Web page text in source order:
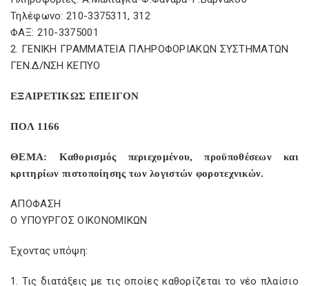
Τηλέφωνο: 210-3375311, 312
ΦΑΞ: 210-3375001
2. ΓΕΝΙΚΗ ΓΡΑΜΜΑΤΕΙΑ ΠΛΗΡΟΦΟΡΙΑΚΩΝ ΣΥΣΤΗΜΑΤΩΝ
ΓΕΝ.Δ/ΝΣΗ ΚΕΠΥΟ
ΕΞΑΙΡΕΤΙΚΩΣ ΕΠΕΙΓΟΝ
ΠΟΛ 1166
ΘΕΜΑ: Καθορισμός περιεχομένου, προϋποθέσεων και
κριτηρίων πιστοποίησης των λογιστών φοροτεχνικών.
ΑΠΟΦΑΣΗ
Ο ΥΠΟΥΡΓΟΣ ΟΙΚΟΝΟΜΙΚΩΝ
Έχοντας υπόψη:
1. Τις διατάξεις με τις οποίες καθορίζεται το νέο πλαίσιο